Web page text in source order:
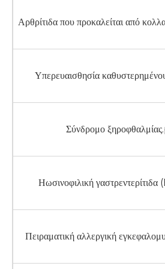
Αρθρίτιδα που προκαλείται από
Υπερευαισθησία
Σύνδρομο
Ηωσινοφιλική
Πειραματική αλλεργική